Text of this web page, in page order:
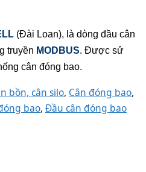
(Đài Loan), là dòng đầu cân
truyền MODBUS. Được sử
cân đóng bao.
bồn, cân silo, Cân đóng bao,
bao, Đầu cân đóng bao